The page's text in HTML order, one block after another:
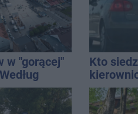
w "gorącej"
nasze
jednym z
Kto
kolizji